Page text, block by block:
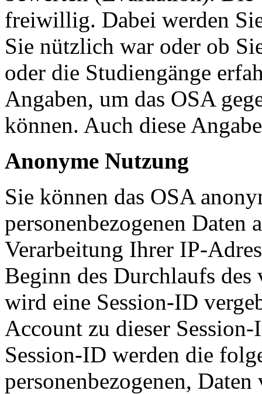
freiwillig. Dabei werden
Sie nützlich war oder ob
oder die Studiengänge
Angaben, um das OSA
können. Auch diese
Anonyme Nutzung
Sie können das OSA
personenbezogenen
Verarbeitung Ihrer IP-
Beginn des Durchlaufs
wird eine Session-ID
Account zu dieser
Session-ID werden die
personenbezogenen,